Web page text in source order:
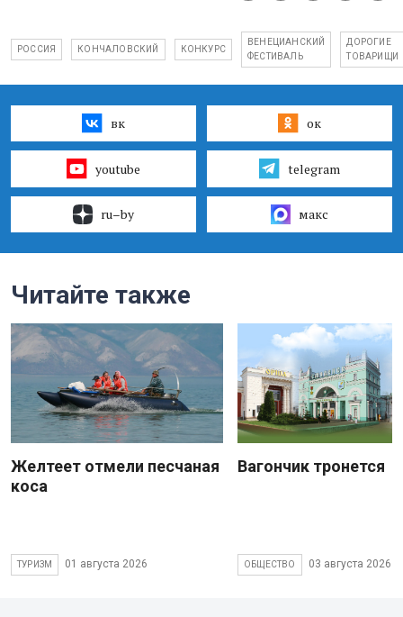
РОССИЯ КОНЧАЛОВСКИЙ КОНКУРС
ВЕНЕЦИАНСКИЙ
ФЕСТИВАЛЬ
ДОРОГИЕ
ТОВАРИЩИ
вк ок
youtube telegram
ru–by макс
Читайте также
Желтеет отмели песчаная
коса
ТУРИЗМ 01 августа 2026
Вагончик тронется
ОБЩЕСТВО 03 августа 2026